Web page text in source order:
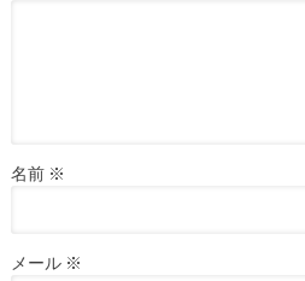
名前 ※
メール ※